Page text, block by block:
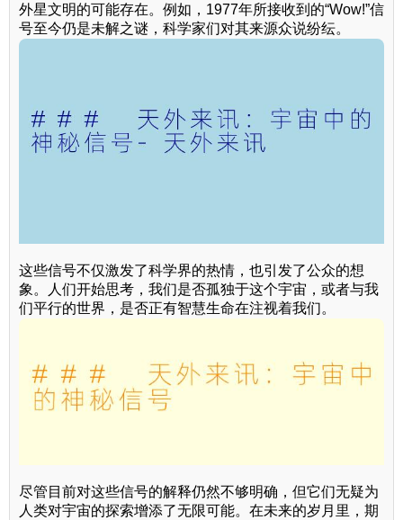
外星文明的可能存在。例如，1977年所接收到的“Wow!”信
号至今仍是未解之谜，科学家们对其来源众说纷纭。
这些信号不仅激发了科学界的热情，也引发了公众的想
象。人们开始思考，我们是否孤独于这个宇宙，或者与我
们平行的世界，是否正有智慧生命在注视着我们。
尽管目前对这些信号的解释仍然不够明确，但它们无疑为
人类对宇宙的探索增添了无限可能。在未来的岁月里，期